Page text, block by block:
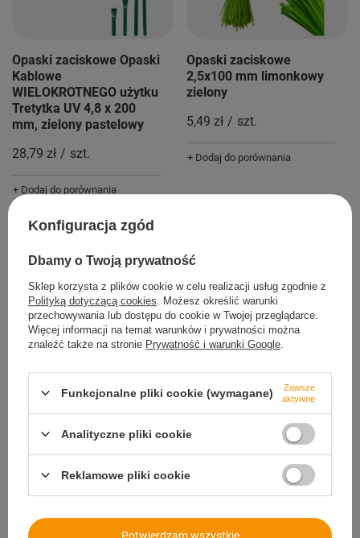
Opaski zaciskowe Opaski
Kablowe
WIELOKROTNEGO użytku
Tretytka UV 4,8 x 200
mm, zielony pastelowy
28,79 zł / szt.
+ Dodaj do porównania
Opaski zaciskowe
2,5x100 mm limonkowy
zielony
5,49 zł / szt.
+ Dodaj do porównania
NOWOŚĆ
Zestaw opaski zaciskowe
kablowe 2,5 - 3,6 mm
50,95 zł
/ szt.
+ Dodaj do porównania
Zielone trytytki - cechy i zalety
Konfiguracja zgód
Dbamy o Twoją prywatność
Sklep korzysta z plików cookie w celu realizacji usług zgodnie z
Polityką dotyczącą cookies . Możesz określić warunki
przechowywania lub dostępu do cookie w Twojej przeglądarce.
Więcej informacji na temat warunków i prywatności można
znaleźć także na stronie Prywatność i warunki Google
Funkcjonalne pliki cookie (wymagane)
Zawsze
aktywne
Analityczne pliki cookie
Reklamowe pliki cookie